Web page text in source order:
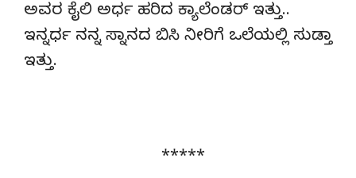
ಅವರ ಕೈಲಿ ಅರ್ಧ ಹರಿದ ಕ್ಯಾಲೆಂಡರ್ ಇತ್ತು..
ಇನ್ನರ್ಧ ನನ್ನ ಸ್ನಾನದ ಬಿಸಿ ನೀರಿಗೆ ಒಲೆಯಲ್ಲಿ ಸುಡ್ತಾ
ಇತ್ತು.
*****